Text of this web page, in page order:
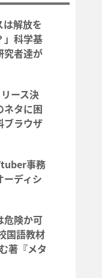
は解放を
」科学基
究者達が
ース決
ネタに困
ブラウザ
事務
ーディシ
危険か可
国語教材
著『メタ